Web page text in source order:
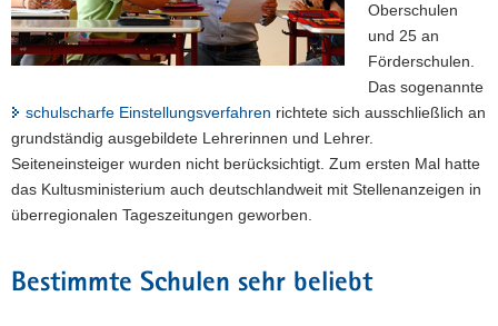
Oberschulen
und 25 an
Förderschulen.
Das sogenannte
schulscharfe Einstellungsverfahren richtete sich ausschließlich an
grundständig ausgebildete Lehrerinnen und Lehrer.
Seiteneinsteiger wurden nicht berücksichtigt. Zum ersten Mal hatte
das Kultusministerium auch deutschlandweit mit Stellenanzeigen in
überregionalen Tageszeitungen geworben.
Bestimmte Schulen sehr beliebt